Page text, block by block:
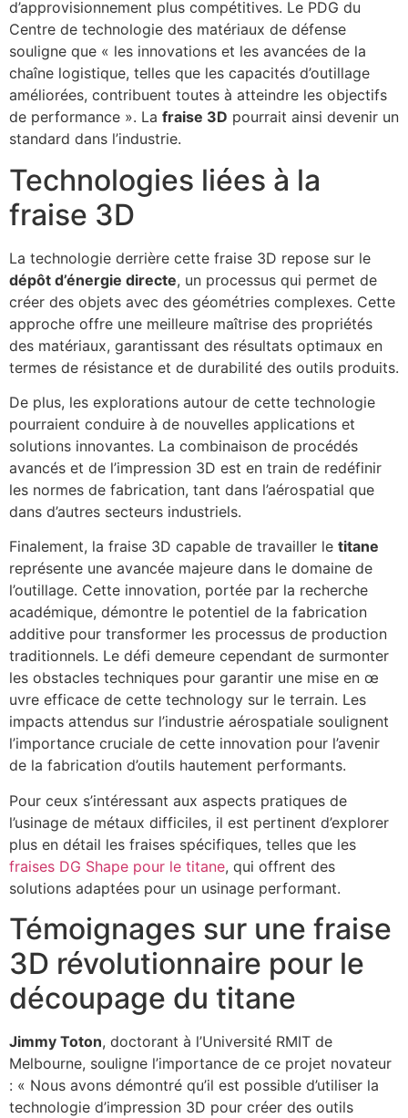
d’approvisionnement plus compétitives. Le PDG du
Centre de technologie des matériaux de défense
souligne que « les innovations et les avancées de la
chaîne logistique, telles que les capacités d’outillage
améliorées, contribuent toutes à atteindre les objectifs
de performance ». La fraise 3D pourrait ainsi devenir un
standard dans l’industrie.
Technologies liées à la
fraise 3D
La technologie derrière cette fraise 3D repose sur le
dépôt d’énergie directe, un processus qui permet de
créer des objets avec des géométries complexes. Cette
approche offre une meilleure maîtrise des propriétés
des matériaux, garantissant des résultats optimaux en
termes de résistance et de durabilité des outils produits.
De plus, les explorations autour de cette technologie
pourraient conduire à de nouvelles applications et
solutions innovantes. La combinaison de procédés
avancés et de l’impression 3D est en train de redéfinir
les normes de fabrication, tant dans l’aérospatial que
dans d’autres secteurs industriels.
Finalement, la fraise 3D capable de travailler le titane
représente une avancée majeure dans le domaine de
l’outillage. Cette innovation, portée par la recherche
académique, démontre le potentiel de la fabrication
additive pour transformer les processus de production
traditionnels. Le défi demeure cependant de surmonter
les obstacles techniques pour garantir une mise en œ
uvre efficace de cette technology sur le terrain. Les
impacts attendus sur l’industrie aérospatiale soulignent
l’importance cruciale de cette innovation pour l’avenir
de la fabrication d’outils hautement performants.
Pour ceux s’intéressant aux aspects pratiques de
l’usinage de métaux difficiles, il est pertinent d’explorer
plus en détail les fraises spécifiques, telles que les
fraises DG Shape pour le titane, qui offrent des
solutions adaptées pour un usinage performant.
Témoignages sur une fraise
3D révolutionnaire pour le
découpage du titane
Jimmy Toton, doctorant à l’Université RMIT de
Melbourne, souligne l’importance de ce projet novateur
: « Nous avons démontré qu’il est possible d’utiliser la
technologie d’impression 3D pour créer des outils